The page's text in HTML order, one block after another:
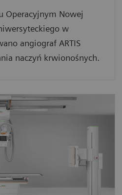
Operacyjnym Nowej
w
angiograf ARTIS
naczyń krwionośnych.